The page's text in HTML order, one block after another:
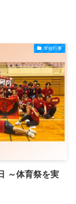
学校行事
～体育祭を実